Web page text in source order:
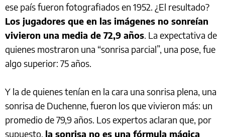
ese país fueron fotografiados en 1952. ¿El resultado?
Los jugadores que en las imágenes no sonreían
vivieron una media de 72,9 años. La expectativa de
quienes mostraron una “sonrisa parcial”, una pose, fue
algo superior: 75 años.
Y la de quienes tenían en la cara una sonrisa plena, una
sonrisa de Duchenne, fueron los que vivieron más: un
promedio de 79,9 años. Los expertos aclaran que, por
supuesto, la sonrisa no es una fórmula mágica